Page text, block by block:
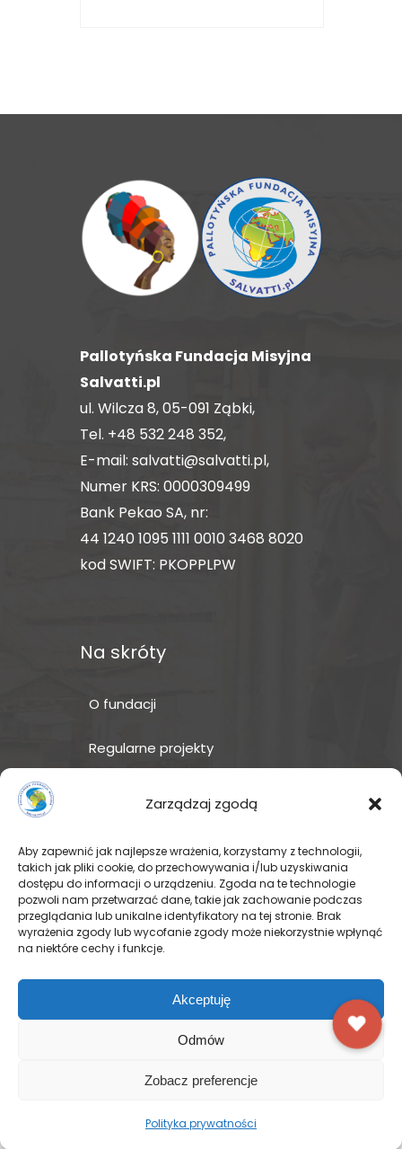
Zarządzaj zgodą
Aby zapewnić jak najlepsze wrażenia, korzystamy z technologii,
takich jak pliki cookie, do przechowywania i/lub uzyskiwania
dostępu do informacji o urządzeniu. Zgoda na te technologie
pozwoli nam przetwarzać dane, takie jak zachowanie podczas
przeglądania lub unikalne identyfikatory na tej stronie. Brak
wyrażenia zgody lub wycofanie zgody może niekorzystnie wpłynąć
na niektóre cechy i funkcje.
Akceptuję
Odmów
Zobacz preferencje
Polityka prywatności
Pallotyńska Fundacja Misyjna
Salvatti.pl
ul. Wilcza 8, 05-091 Ząbki,
Tel. +48 532 248 352,
E-mail: salvatti@salvatti.pl,
Numer KRS: 0000309499
Bank Pekao SA, nr:
44 1240 1095 1111 0010 3468 8020
kod SWIFT: PKOPPLPW
Na skróty
O fundacji
Regularne projekty
Wspomóż teraz – przekaż
darowiznę
© Pallotyńska Fundacja Misyjna
FACEBOOK
TWITTER